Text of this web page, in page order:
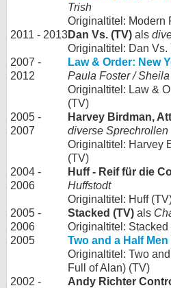
Trish
Originaltitel: Modern
2011 - 2013Dan Vs. (TV) als
Originaltitel: Dan Vs.
2007 -
2012
Law & Order: New
Paula Foster /
Originaltitel: Law &
(TV)
2005 -
2007
Harvey Birdman,
diverse Sprechrollen
Originaltitel: Harvey
(TV)
2004 -
2006
Huff - Reif für die
Huffstodt
Originaltitel: Huff
2005 -
2006
Stacked (TV) als
Originaltitel: Stacked
2005
Two and a Half Men
Originaltitel: Two
Full of Alan) (TV)
2002 -
Andy Richter